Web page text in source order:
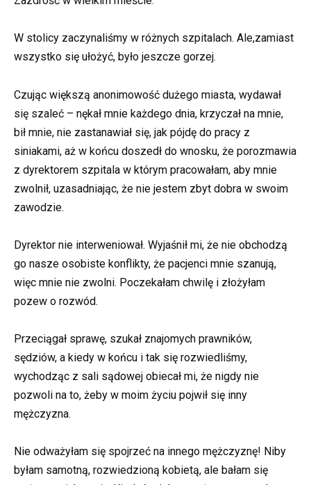
W stolicy zaczynaliśmy w różnych szpitalach. Ale,zamiast
wszystko się ułożyć, było jeszcze gorzej.
Czując większą anonimowość dużego miasta, wydawał
się szaleć – nękał mnie każdego dnia, krzyczał na mnie,
bił mnie, nie zastanawiał się, jak pójdę do pracy z
siniakami, aż w końcu doszedł do wnosku, że porozmawia
z dyrektorem szpitala w którym pracowałam, aby mnie
zwolnił, uzasadniając, że nie jestem zbyt dobra w swoim
zawodzie.
Dyrektor nie interweniował. Wyjaśnił mi, że nie obchodzą
go nasze osobiste konflikty, że pacjenci mnie szanują,
więc mnie nie zwolni. Poczekałam chwilę i złożyłam
pozew o rozwód.
Przeciągał sprawę, szukał znajomych prawników,
sędziów, a kiedy w końcu i tak się rozwiedliśmy,
wychodząc z sali sądowej obiecał mi, że nigdy nie
pozwoli na to, żeby w moim życiu pojwił się inny
mężczyzna.
Nie odważyłam się spojrzeć na innego mężczyznę! Niby
byłam samotną, rozwiedzioną kobietą, ale bałam się